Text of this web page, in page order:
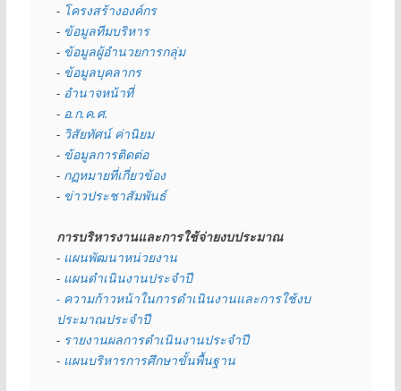
- โครงสร้างองค์กร
- ข้อมูลทีมบริหาร
- ข้อมูลผู้อำนวยการกลุ่ม
- ข้อมูลบุคลากร
- อำนาจหน้าที่
- อ.ก.ค.ศ.
- วิสัยทัศน์ ค่านิยม
- ข้อมูลการติดต่อ
- กฏหมายที่เกี่ยวข้อง
- ข่าวประชาสัมพันธ์
การบริหารงานและการใช้จ่ายงบประมาณ
- แผนพัฒนาหน่วยงาน
- แผนดำเนินงานประจำปี
- ความก้าวหน้าในการดำเนินงานและการใช้งบ
ประมาณประจำปี
- รายงานผลการดำเนินงานประจำปี
- แผนบริหารการศึกษาขั้นพื้นฐาน